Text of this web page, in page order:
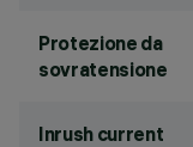
Protezione da
sovratensione
Inrush current